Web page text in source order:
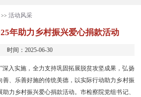
>>活动风采
年助力乡村振兴爱心捐款活动
时间：2025-06-30
深入实施，全力支持巩固拓展脱贫攻坚成果，弘扬
、乐善好施的传统美德，以实际行动助力乡村振
力乡村振兴爱心捐款活动。市检察院党组书记、